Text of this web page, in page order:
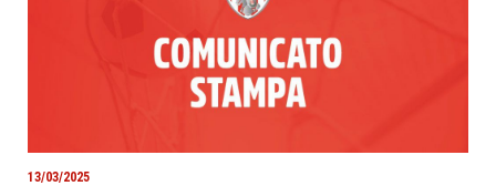
13/03/2025